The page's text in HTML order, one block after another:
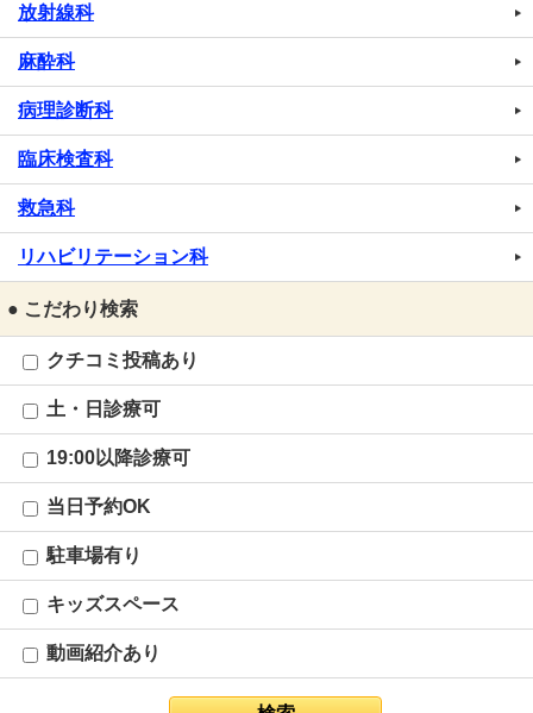
放射線科
麻酔科
病理診断科
臨床検査科
救急科
リハビリテーション科
● こだわり検索
クチコミ投稿あり
土・日診療可
19:00以降診療可
当日予約OK
駐車場有り
キッズスペース
動画紹介あり